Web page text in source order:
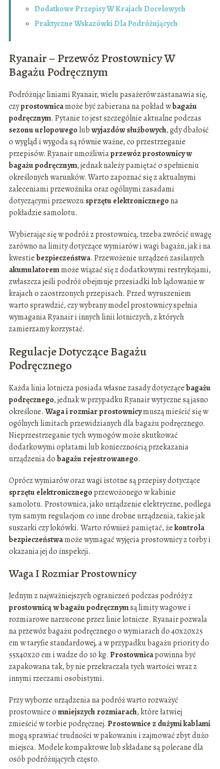
Dodatkowe Przepisy W Krajach Docelowych
Praktyczne Wskazówki Dla Podróżujących
Ryanair – Przewóz Prostownicy W
Bagażu Podręcznym
Podróżując liniami Ryanair, wielu pasażerów zastanawia się,
czyprostownicamoże być zabierana na pokład wbagażu
podręcznym. Pytanie to jest szczególnie aktualne podczas
sezonu urlopowego lubwyjazdów służbowych, gdy dbałość
o wygląd i wygoda są równie ważne, co przestrzeganie
przepisów. Ryanair umożliwiaprzewóz prostownicy w
bagażu podręcznym, jednak należy pamiętać o spełnieniu
określonych warunków. Warto zapoznać się z aktualnymi
zaleceniami przewoźnika oraz ogólnymi zasadami
dotyczącymi przewozusprzętu elektronicznego na
pokładzie samolotu.
Wybierając się w podróż z prostownicą, trzeba zwrócić uwagę
zarówno na limity dotyczące wymiarów i wagi bagażu, jak i na
kwestiebezpieczeństwa. Przewożenie urządzeń zasilanych
akumulatoremmoże wiązać się z dodatkowymi restrykcjami,
zwłaszcza jeśli podróż obejmuje przesiadki lub lądowanie w
krajach o zaostrzonych przepisach. Przed wyruszeniem
warto sprawdzić, czy wybrany model prostownicy spełnia
wymagania Ryanair i innych linii lotniczych, z których
zamierzamy korzystać.
Regulacje Dotyczące Bagażu
Podręcznego
Każda linia lotnicza posiada własne zasady dotyczącebagażu
podręcznego, jednak w przypadku Ryanair wytyczne są jasno
określone. Waga i rozmiar prostownicymuszą mieścić się w
ogólnych limitach przewidzianych dla bagażu podręcznego.
Nieprzestrzeganie tych wymogów może skutkować
dodatkowymi opłatami lub koniecznością przekazania
urządzenia dobagażu rejestrowanego.
Oprócz wymiarów oraz wagi istotne są przepisy dotyczące
sprzętu elektronicznego przewożonego w kabinie
samolotu. Prostownica, jako urządzenie elektryczne, podlega
tym samym regulacjom co inne drobne urządzenia, takie jak
suszarki czy lokówki. Warto również pamiętać, żekontrola
bezpieczeństwamoże wymagać wyjęcia prostownicy z torby i
okazania jej do inspekcji.
Waga I Rozmiar Prostownicy
Jednym z najważniejszych ograniczeń podczas podróży z
prostownicą w bagażu podręcznymsą limity wagowe i
rozmiarowe narzucone przez linie lotnicze. Ryanair pozwala
na przewóz bagażu podręcznego o wymiarach do 40x20x25
cm w taryfie standardowej, a w przypadku bagażu priority do
55x40x20 cm i wadze do 10 kg. Prostownicapowinna być
zapakowana tak, by nie przekraczała tych wartości wraz z
innymi rzeczami osobistymi.
Przy wyborze urządzenia na podróż warto rozważyć
prostownice omniejszych rozmiarach, które łatwiej
zmieścić w torbie podręcznej. Prostownice z dużymi kablami
mogą sprawiać trudności w pakowaniu i zajmować zbyt dużo
miejsca. Modele kompaktowe lub składane są polecane dla
osób podróżujących często.